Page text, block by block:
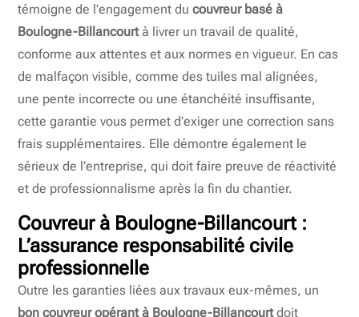
témoigne de l’engagement ducouvreur basé à
Boulogne-Billancourtà livrer un travail de qualité,
conforme aux attentes et aux normes en vigueur. En cas
de malfaçon visible, comme des tuiles mal alignées,
une pente incorrecte ou une étanchéité insuffisante,
cette garantie vous permet d’exiger une correction sans
frais supplémentaires. Elle démontre également le
sérieux de l’entreprise, qui doit faire preuve de réactivité
et de professionnalisme après la fin du chantier.
Couvreur à Boulogne-Billancourt :
L’assurance responsabilité civile
professionnelle
Outre les garanties liées aux travaux eux-mêmes, un
bon couvreur opérant à Boulogne-Billancourtdoit